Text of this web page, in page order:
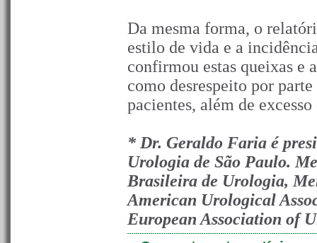
Da mesma forma, o
estilo de vida e a
confirmou estas queixas e
como desrespeito por
pacientes, além de
* Dr. Geraldo Faria é
Urologia de São Paulo.
Brasileira de Urologia,
American Urological
European Association of